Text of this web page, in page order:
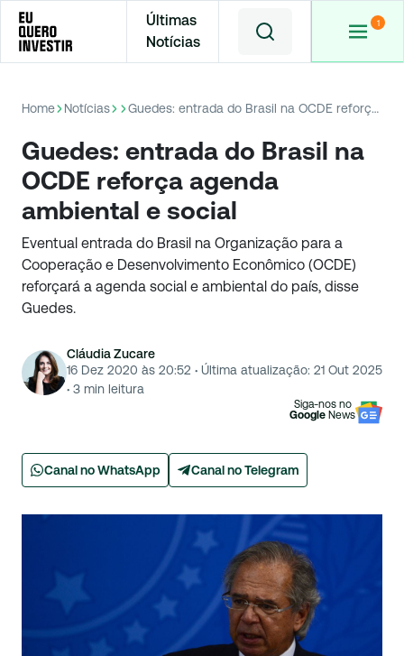
Últimas
Notícias
Home Notícias Guedes: entrada do Brasil na OCDE reforça agenda ambiental e social
Guedes: entrada do Brasil na
OCDE reforça agenda
ambiental e social
Eventual entrada do Brasil na Organização para a
Cooperação e Desenvolvimento Econômico (OCDE)
reforçará a agenda social e ambiental do país, disse
Guedes.
Cláudia Zucare
16 Dez 2020 às 20:52 · Última atualização: 21 Out 2025
· 3 min leitura
Siga-nos no
Google News
Canal no WhatsApp Canal no Telegram